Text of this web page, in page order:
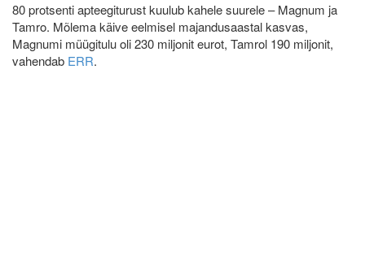
80 protsenti apteegiturust kuulub kahele suurele – Magnum ja
Tamro. Mõlema käive eelmisel majandusaastal kasvas,
Magnumi müügitulu oli 230 miljonit eurot, Tamrol 190 miljonit,
vahendab ERR.